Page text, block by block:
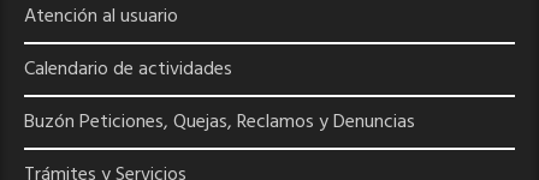
Atención al usuario
Calendario de actividades
Buzón Peticiones, Quejas, Reclamos y Denuncias